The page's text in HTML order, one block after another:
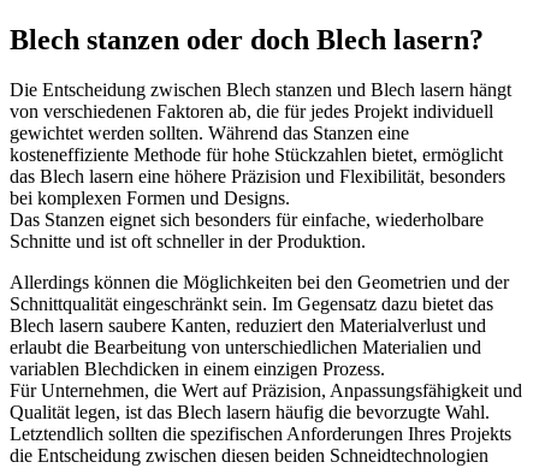
Blech stanzen oder doch Blech lasern?
Die Entscheidung zwischen Blech stanzen und Blech lasern hängt
von verschiedenen Faktoren ab, die für jedes Projekt individuell
gewichtet werden sollten. Während das Stanzen eine
kosteneffiziente Methode für hohe Stückzahlen bietet, ermöglicht
das Blech lasern eine höhere Präzision und Flexibilität, besonders
bei komplexen Formen und Designs.
Das Stanzen eignet sich besonders für einfache, wiederholbare
Schnitte und ist oft schneller in der Produktion.
Allerdings können die Möglichkeiten bei den Geometrien und der
Schnittqualität eingeschränkt sein. Im Gegensatz dazu bietet das
Blech lasern saubere Kanten, reduziert den Materialverlust und
erlaubt die Bearbeitung von unterschiedlichen Materialien und
variablen Blechdicken in einem einzigen Prozess.
Für Unternehmen, die Wert auf Präzision, Anpassungsfähigkeit und
Qualität legen, ist das Blech lasern häufig die bevorzugte Wahl.
Letztendlich sollten die spezifischen Anforderungen Ihres Projekts
die Entscheidung zwischen diesen beiden Schneidtechnologien